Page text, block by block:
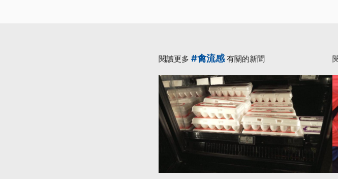
閱讀更多 #禽流感有關的新聞